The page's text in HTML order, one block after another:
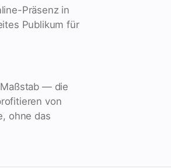
Präsenz in
Publikum für
— die
von
ohne das